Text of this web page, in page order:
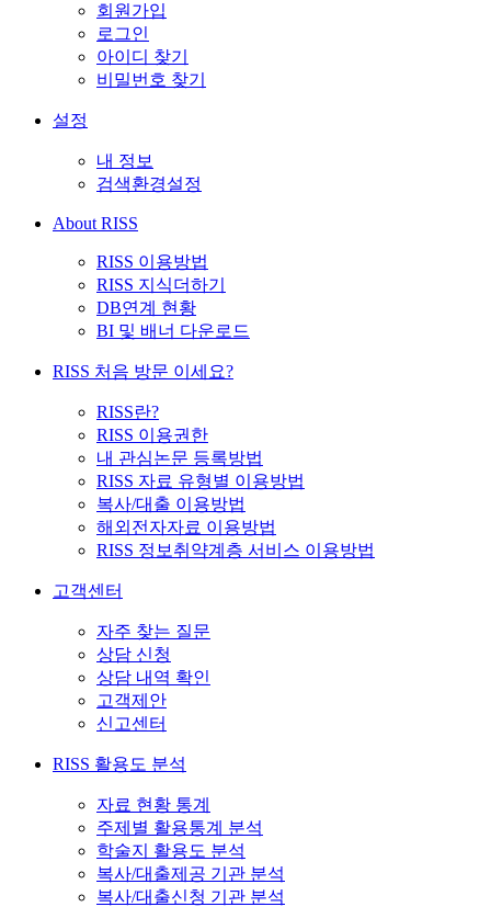
회원가입
로그인
아이디 찾기
비밀번호 찾기
설정
내 정보
검색환경설정
About RISS
RISS 이용방법
RISS 지식더하기
DB연계 현황
BI 및 배너 다운로드
RISS 처음 방문 이세요?
RISS란?
RISS 이용권한
내 관심논문 등록방법
RISS 자료 유형별 이용방법
복사/대출 이용방법
해외전자자료 이용방법
RISS 정보취약계층 서비스 이용방법
고객센터
자주 찾는 질문
상담 신청
상담 내역 확인
고객제안
신고센터
RISS 활용도 분석
자료 현황 통계
주제별 활용통계 분석
학술지 활용도 분석
복사/대출제공 기관 분석
복사/대출신청 기관 분석